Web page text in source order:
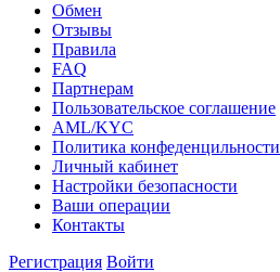
Обмен
Отзывы
Правила
FAQ
Партнерам
Пользовательское соглашение
AML/KYC
Политика конфеденцильности
Личный кабинет
Настройки безопасности
Ваши операции
Контакты
Регистрация Войти